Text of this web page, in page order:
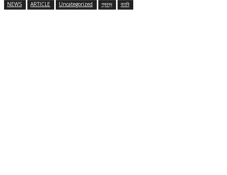
NEWS ARTICLE Uncategorized প্ৰবন্ধ বাতৰি